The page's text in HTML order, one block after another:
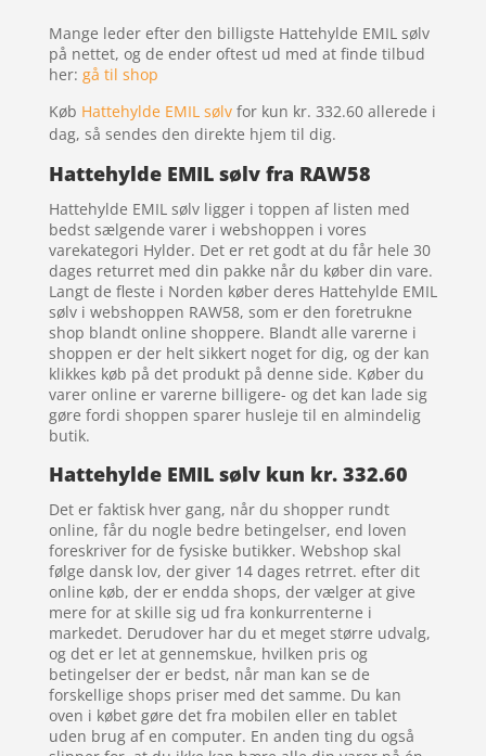
Mange leder efter den billigste Hattehylde EMIL sølv
på nettet, og de ender oftest ud med at finde tilbud
her: gå til shop
Køb Hattehylde EMIL sølvfor kun kr. 332.60 allerede i
dag, så sendes den direkte hjem til dig.
Hattehylde EMIL sølv fra RAW58
Hattehylde EMIL sølv ligger i toppen af listen med
bedst sælgende varer i webshoppen i vores
varekategori Hylder. Det er ret godt at du får hele 30
dages returret med din pakke når du køber din vare.
Langt de fleste i Norden køber deres Hattehylde EMIL
sølv i webshoppen RAW58, som er den foretrukne
shop blandt online shoppere. Blandt alle varerne i
shoppen er der helt sikkert noget for dig, og der kan
klikkes køb på det produkt på denne side. Køber du
varer online er varerne billigere- og det kan lade sig
gøre fordi shoppen sparer husleje til en almindelig
butik.
Hattehylde EMIL sølv kun kr. 332.60
Det er faktisk hver gang, når du shopper rundt
online, får du nogle bedre betingelser, end loven
foreskriver for de fysiske butikker. Webshop skal
følge dansk lov, der giver 14 dages retrret. efter dit
online køb, der er endda shops, der vælger at give
mere for at skille sig ud fra konkurrenterne i
markedet. Derudover har du et meget større udvalg,
og det er let at gennemskue, hvilken pris og
betingelser der er bedst, når man kan se de
forskellige shops priser med det samme. Du kan
oven i købet gøre det fra mobilen eller en tablet
uden brug af en computer. En anden ting du også